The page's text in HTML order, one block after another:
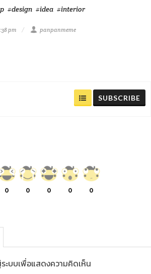
#design #idea #interior
pm panpanmeme
SUBSCRIBE
0 0 0 0 0
ระบบเพื่อแสดงความคิดเห็น